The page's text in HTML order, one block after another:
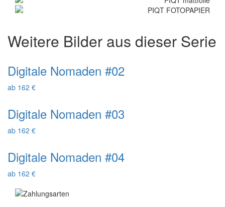
Weitere Bilder aus dieser Serie
Digitale Nomaden #02
ab 162 €
Digitale Nomaden #03
ab 162 €
Digitale Nomaden #04
ab 162 €